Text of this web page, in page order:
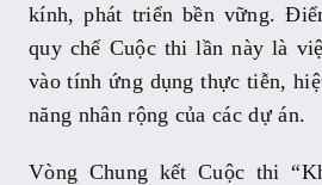
kính, phát triển bền vững.
quy chế Cuộc thi lần này là
vào tính ứng dụng thực tiễn,
năng nhân rộng của các dự án.
Vòng Chung kết Cuộc thi